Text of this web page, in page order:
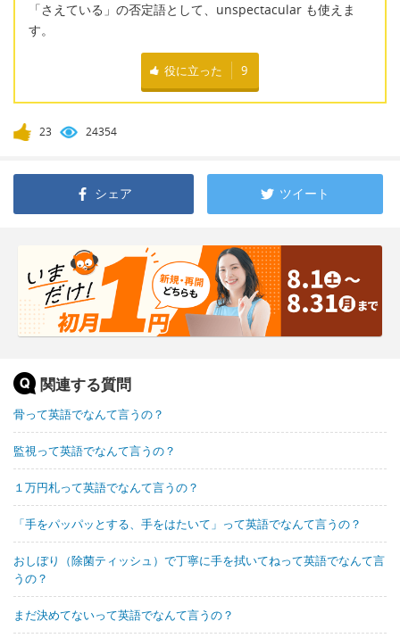
「さえている」の否定語として、unspectacular も使えま
す。
役に立った 9
23 24354
シェア ツイート
関連する質問
骨って英語でなんて言うの？
監視って英語でなんて言うの？
１万円札って英語でなんて言うの？
「手をパッパッとする、手をはたいて」って英語でなんて言うの？
おしぼり（除菌ティッシュ）で丁寧に手を拭いてねって英語でなんて言
うの？
まだ決めてないって英語でなんて言うの？